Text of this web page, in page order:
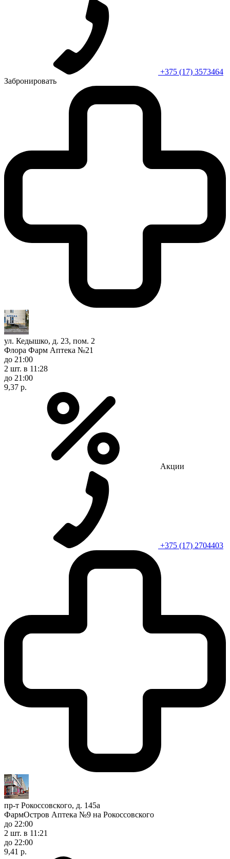
+375 (17) 3573464
Забронировать
ул. Кедышко, д. 23, пом. 2
Флора Фарм Аптека №21
до 21:00
2 шт. в 11:28
до 21:00
9,37 р.
Акции
+375 (17) 2704403
пр-т Рокоссовского, д. 145а
ФармОстров Аптека №9 на Рокоссовского
до 22:00
2 шт. в 11:21
до 22:00
9,41 р.